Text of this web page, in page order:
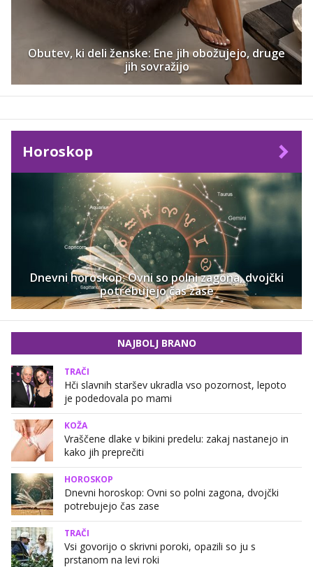
Obutev, ki deli ženske: Ene jih obožujejo, druge
jih sovražijo
Horoskop
Dnevni horoskop: Ovni so polni zagona, dvojčki
potrebujejo čas zase
NAJBOLJ BRANO
TRAČI
Hči slavnih staršev ukradla vso pozornost, lepoto
je podedovala po mami
KOŽA
Vraščene dlake v bikini predelu: zakaj nastanejo in
kako jih preprečiti
HOROSKOP
Dnevni horoskop: Ovni so polni zagona, dvojčki
potrebujejo čas zase
TRAČI
Vsi govorijo o skrivni poroki, opazili so ju s
prstanom na levi roki